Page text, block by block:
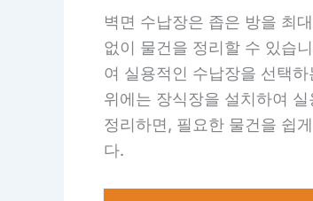
벽면 수납장은 좁은 방을 최
없이 물건을 정리할 수 있습
여 실용적인 수납장을 선택
위에는 장식장을 설치하여
정리하면, 필요한 물건을 쉽
다.